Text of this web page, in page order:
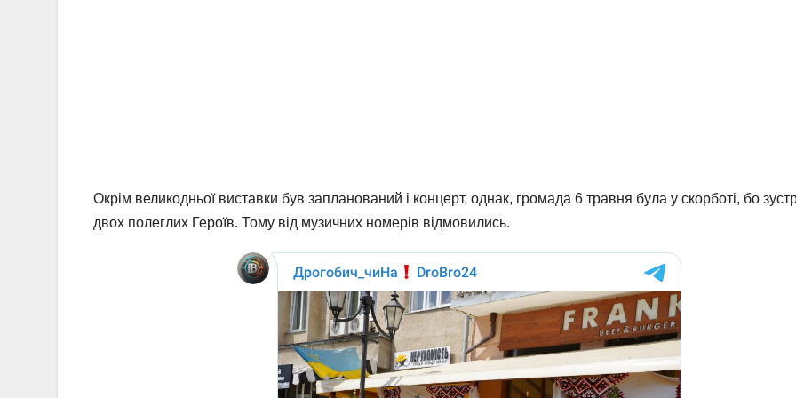
Окрім великодньої виставки був запланований і концерт, однак, громада 6 травня була у скорботі, бо
двох полеглих Героїв. Тому від музичних номерів відмовились.